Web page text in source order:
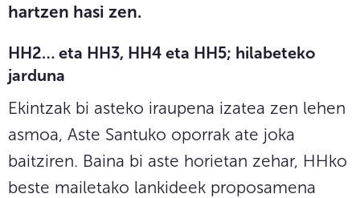
hartzen hasi zen.
HH2… eta HH3, HH4 eta HH5; hilabeteko
jarduna
Ekintzak bi asteko iraupena izatea zen lehen
asmoa, Aste Santuko oporrak ate joka
baitziren. Baina bi aste horietan zehar, HHko
beste mailetako lankideek proposamena